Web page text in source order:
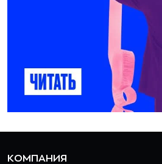
КОМПАНИЯ